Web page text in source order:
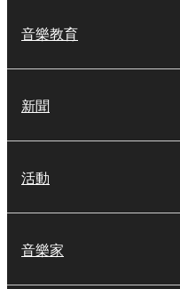
音樂教育
新聞
活動
音樂家